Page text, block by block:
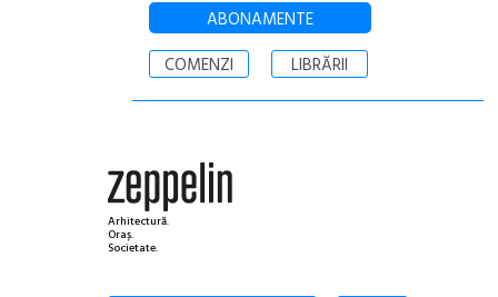
ABONAMENTE
COMENZI
LIBRĂRII
Arhitectură.
Oraș.
Societate.